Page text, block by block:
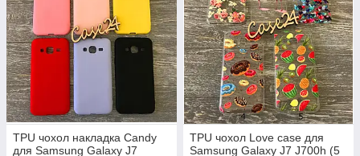
TPU чохол накладка Candy
для Samsung Galaxy J7
TPU чохол Love case для
Samsung Galaxy J7 J700h (5